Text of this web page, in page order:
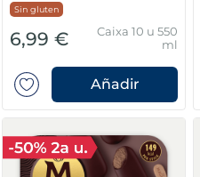
Sin gluten
6,99 €
Caixa 10 u 550
ml
Añadir